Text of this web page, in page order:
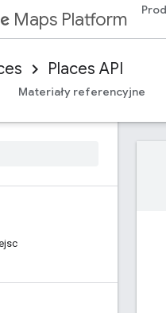
Maps Platform
Places API
Materiały referencyjne